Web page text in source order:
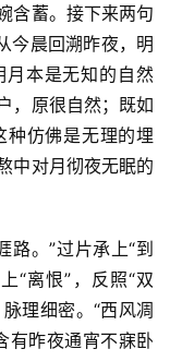
含蓄。接下来两句
今晨回溯昨夜，明
月本是无知的自然
，原很自然；既如
种仿佛是无理的埋
中对月彻夜无眠的
路。”过片承上“到
“离恨”，反照“双
理细密。“西风凋
有昨夜通宵不寐卧